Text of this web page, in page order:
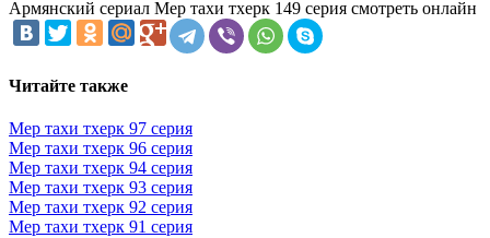
Армянский сериал Мер тахи тхерк 149 серия смотреть онлайн
Читайте также
Мер тахи тхерк 97 серия
Мер тахи тхерк 96 серия
Мер тахи тхерк 94 серия
Мер тахи тхерк 93 серия
Мер тахи тхерк 92 серия
Мер тахи тхерк 91 серия